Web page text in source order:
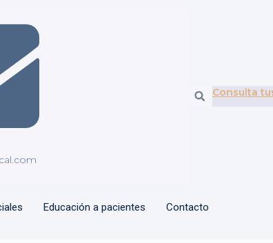
Consulta
Educación a pacientes Contacto